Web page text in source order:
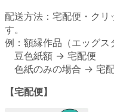
配送方法：宅配便・クリ
す。
例：額縁作品（エッグ
豆色紙額 → 宅配便
色紙のみの場合 → 宅
【宅配便】